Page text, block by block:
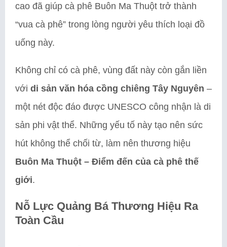
cao đã giúp cà phê Buôn Ma Thuột trở thành
“vua cà phê” trong lòng người yêu thích loại đồ
uống này.
Không chỉ có cà phê, vùng đất này còn gắn liền
với di sản văn hóa cồng chiêng Tây Nguyên –
một nét độc đáo được UNESCO công nhận là di
sản phi vật thể. Những yếu tố này tạo nên sức
hút không thể chối từ, làm nên thương hiệu
Buôn Ma Thuột – Điểm đến của cà phê thế
giới.
Nỗ Lực Quảng Bá Thương Hiệu Ra
Toàn Cầu